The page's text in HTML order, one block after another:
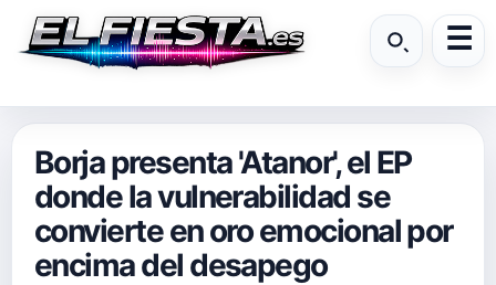
Borja presenta 'Atanor', el EP
donde la vulnerabilidad se
convierte en oro emocional por
encima del desapego